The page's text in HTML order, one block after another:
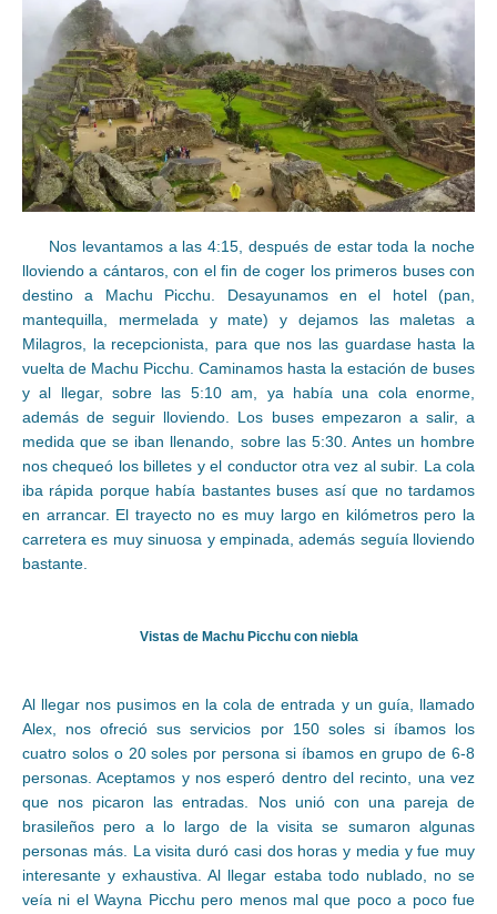
Nos levantamos a las 4:15, después de estar toda la noche
lloviendo a cántaros, con el fin de coger los primeros buses con
destino a Machu Picchu. Desayunamos en el hotel (pan,
mantequilla, mermelada y mate) y dejamos las maletas a
Milagros, la recepcionista, para que nos las guardase hasta la
vuelta de Machu Picchu. Caminamos hasta la estación de buses
y al llegar, sobre las 5:10 am, ya había una cola enorme,
además de seguir lloviendo. Los buses empezaron a salir, a
medida que se iban llenando, sobre las 5:30. Antes un hombre
nos chequeó los billetes y el conductor otra vez al subir. La cola
iba rápida porque había bastantes buses así que no tardamos
en arrancar. El trayecto no es muy largo en kilómetros pero la
carretera es muy sinuosa y empinada, además seguía lloviendo
bastante.
Vistas de Machu Picchu con niebla
Al llegar nos pusimos en la cola de entrada y un guía, llamado
Alex, nos ofreció sus servicios por 150 soles si íbamos los
cuatro solos o 20 soles por persona si íbamos en grupo de 6-8
personas. Aceptamos y nos esperó dentro del recinto, una vez
que nos picaron las entradas. Nos unió con una pareja de
brasileños pero a lo largo de la visita se sumaron algunas
personas más. La visita duró casi dos horas y media y fue muy
interesante y exhaustiva. Al llegar estaba todo nublado, no se
veía ni el Wayna Picchu pero menos mal que poco a poco fue